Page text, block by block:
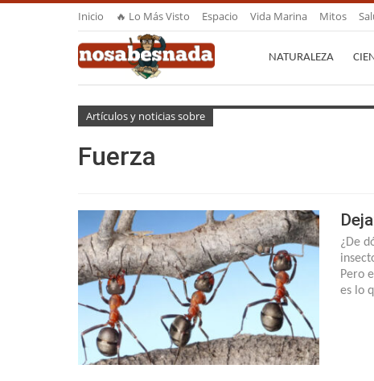
Inicio 🔥 Lo Más Visto Espacio Vida Marina Mitos
NATURALEZA
Artículos y noticias sobre
Fuerza
¿De
Pero
es lo